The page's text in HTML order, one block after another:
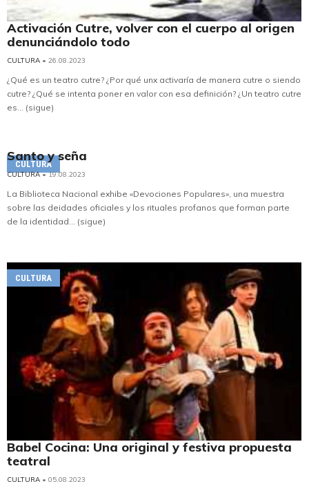
Activación Cutre, volver con el cuerpo al origen
denunciándolo todo
CULTURA • 26.08.2023
¿Qué es un teatro cutre? ¿Por qué unx activaría de manera cutre o siendo
cutre? ¿Qué se intenta poner en valor con esa definición? ¿Un teatro cutre
es... (sigue)
CULTURA
Santo y seña
CULTURA• 19.08.2023
La Biblioteca Nacional exhibe «Devociones Populares», una muestra
sobre las deidades oficiales y los rituales profanos que forman parte
de la identidad... (sigue)
CULTURA
Babel Cocina: Una original y festiva propuesta
teatral
CULTURA • 05.08.2023